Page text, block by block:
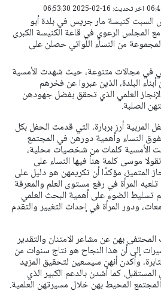
اخر تحديث: 16-02-2025 06:53:30
كنيسة مار جريس في بلدة أبو
مع المجلس الرعوي في قاعة الكنيسة الكبرى
من النساء اللواتي حصلن على
في مجالات متنوعة، حيث شهدت الأمسية
البلدة، الذين عبروا عن فخرهم
العلمي الذي تحقق بفضل جهودهن
الصلبة.
المربية أرز بربارة، التي قدمت الحفل بكل
النساء وأهمية دورهن في المجتمع
الأمسية كلمات من شخصيات محلية،
موسى كلمة هنأ فيها النساء على
المتميز، مؤكدًا أن تكريمهن هو دليل على
تلعبه المرأة في رفع مستوى العلم والمعرفة
تسليط الضوء على أهمية البحث العلمي
ودور المرأة في إحداث التغيير والتقدم
بهن عن مشاعر الامتنان والتقدير
إلى أن هذا النجاح هو نتاج سنوات من
وأكدن أنهن سيسعين لتحقيق المزيد
كما أشدن بالدعم الكبير الذي
المحيط بهن خلال مسيرتهن العلمية.